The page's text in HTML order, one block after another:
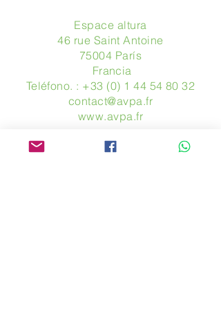
Espace altura
46 rue Saint Antoine
75004 París
​ Francia
Teléfono. : +33 (0) 1 44 54 80 32
contact@avpa.fr
www.avpa.fr